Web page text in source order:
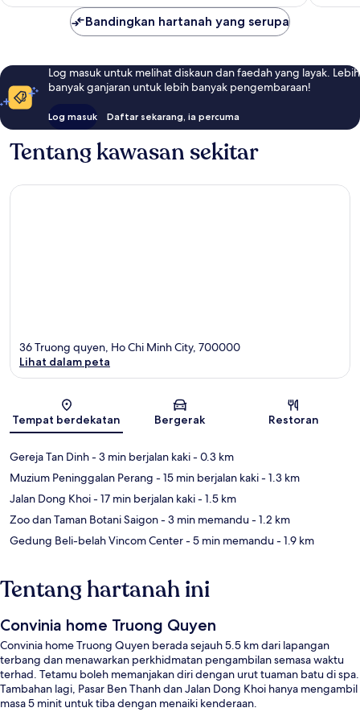
Bandingkan hartanah yang serupa
Log masuk untuk melihat diskaun dan faedah yang layak. Lebih
banyak ganjaran untuk lebih banyak pengembaraan!
Log masuk Daftar sekarang, ia percuma
Tentang kawasan sekitar
Peta
36 Truong quyen, Ho Chi Minh City, 700000
Lihat dalam peta
Tempat berdekatan Bergerak Restoran
Gereja Tan Dinh- 3 min berjalan kaki- 0.3 km
Muzium Peninggalan Perang - 15 min berjalan kaki- 1.3 km
Jalan Dong Khoi- 17 min berjalan kaki- 1.5 km
Zoo dan Taman Botani Saigon- 3 min memandu- 1.2 km
Gedung Beli-belah Vincom Center- 5 min memandu- 1.9 km
Tentang hartanah ini
Convinia home Truong Quyen
Convinia home Truong Quyen berada sejauh 5.5 km dari lapangan
terbang dan menawarkan perkhidmatan pengambilan semasa waktu
terhad. Tetamu boleh memanjakan diri dengan urut tuaman batu di spa.
Tambahan lagi, Pasar Ben Thanh dan Jalan Dong Khoi hanya mengambil
masa 5 minit untuk tiba dengan menaiki kenderaan.